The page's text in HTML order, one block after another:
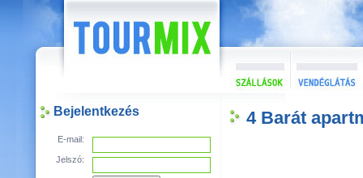
Bejelentkezés
E-mail:
Jelszó:
4 Barát